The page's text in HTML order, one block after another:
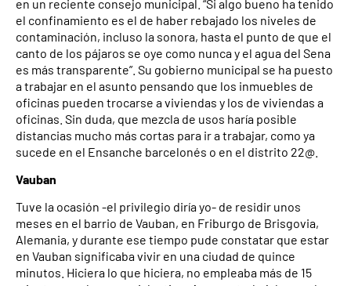
en un reciente consejo municipal. “Si algo bueno ha tenido
el confinamiento es el de haber rebajado los niveles de
contaminación, incluso la sonora, hasta el punto de que el
canto de los pájaros se oye como nunca y el agua del Sena
es más transparente”. Su gobierno municipal se ha puesto
a trabajar en el asunto pensando que los inmuebles de
oficinas pueden trocarse a viviendas y los de viviendas a
oficinas. Sin duda, que mezcla de usos haría posible
distancias mucho más cortas para ir a trabajar, como ya
sucede en el Ensanche barcelonés o en el distrito 22@.
Vauban
Tuve la ocasión -el privilegio diría yo- de residir unos
meses en el barrio de Vauban, en Friburgo de Brisgovia,
Alemania, y durante ese tiempo pude constatar que estar
en Vauban significaba vivir en una ciudad de quince
minutos. Hiciera lo que hiciera, no empleaba más de 15